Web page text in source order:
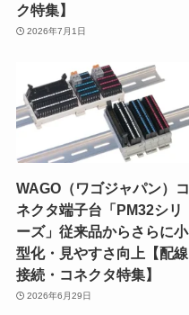
ク特集】
2026年7月1日
WAGO（ワゴジャパン）コ
ネクタ端子台「PM32シリ
ーズ」従来品からさらに小
型化・見やすさ向上【配線
接続・コネクタ特集】
2026年6月29日